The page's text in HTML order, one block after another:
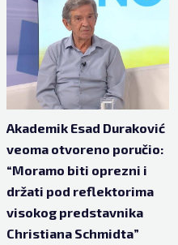
Akademik Esad Duraković
veoma otvoreno poručio:
“Moramo biti oprezni i
držati pod reflektorima
visokog predstavnika
Christiana Schmidta”